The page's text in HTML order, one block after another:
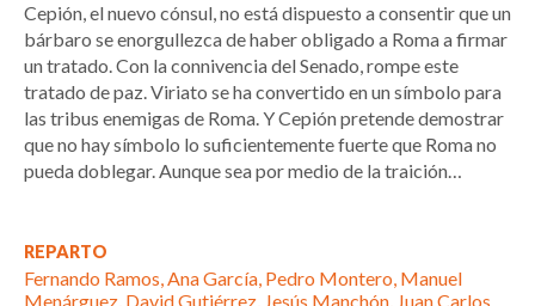
Cepión, el nuevo cónsul, no está dispuesto a consentir que un
bárbaro se enorgullezca de haber obligado a Roma a firmar
un tratado. Con la connivencia del Senado, rompe este
tratado de paz. Viriato se ha convertido en un símbolo para
las tribus enemigas de Roma. Y Cepión pretende demostrar
que no hay símbolo lo suficientemente fuerte que Roma no
pueda doblegar. Aunque sea por medio de la traición…
REPARTO
Fernando Ramos, Ana García, Pedro Montero, Manuel
Menárguez, David Gutiérrez, Jesús Manchón, Juan Carlos